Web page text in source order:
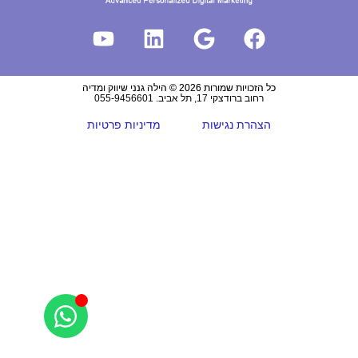
כל הזכויות שמורות 2026 © הילה גנני שיווק ומדיה
רחוב ברודצקי 17, תל אביב. 055-9456601
הצהרת נגישות מדיניות פרטיות